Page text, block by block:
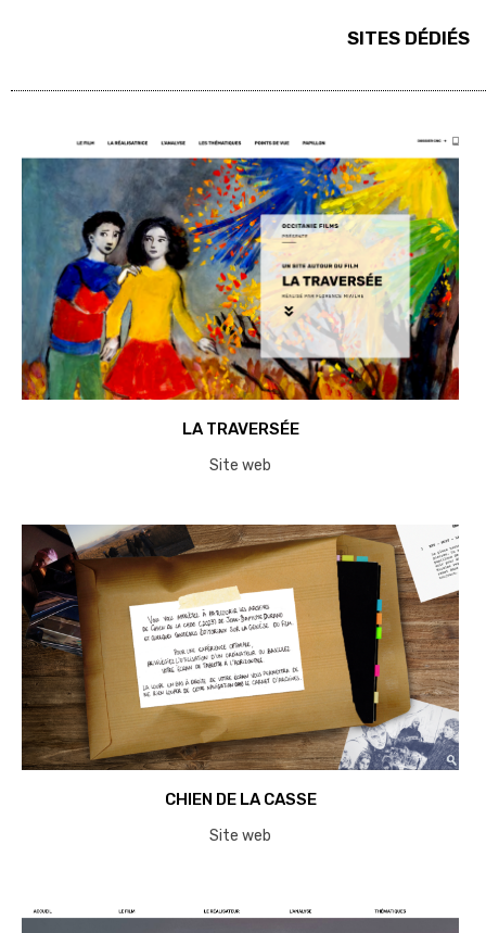
SITES DÉDIÉS
LA TRAVERSÉE
Site web
CHIEN DE LA CASSE
Site web